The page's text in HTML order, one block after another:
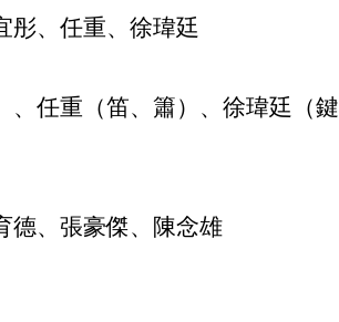
彤、任重、徐瑋廷
、任重（笛、簫）、徐瑋廷（鍵
德、張豪傑、陳念雄